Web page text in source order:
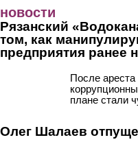
новости
Рязанский
том, как
предприятия ранее
После
плане стали
Олег Шалаев